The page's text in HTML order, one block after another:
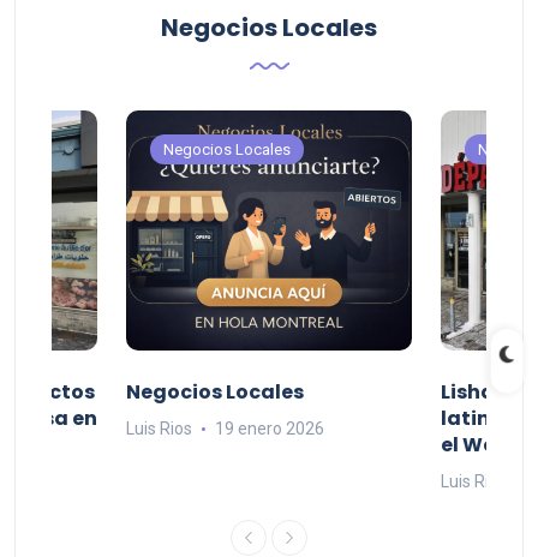
Negocios Locales
casa en
Negocios Locales
Negocios Locales
Luis Rios 19 enero 2026
Lishaam
latinos
el West
Luis Rios